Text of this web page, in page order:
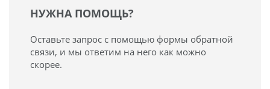
НУЖНА ПОМОЩЬ?
Оставьте запрос с помощью формы обратной
связи, и мы ответим на него как можно
скорее.